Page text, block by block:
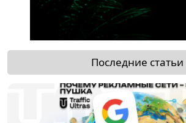
Последние статьи